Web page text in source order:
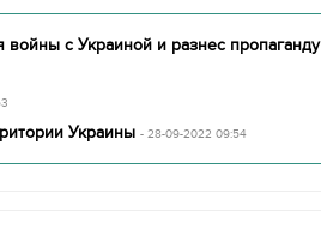
с Украиной и разнес пропаганду
Украины - 28-09-2022 09:54